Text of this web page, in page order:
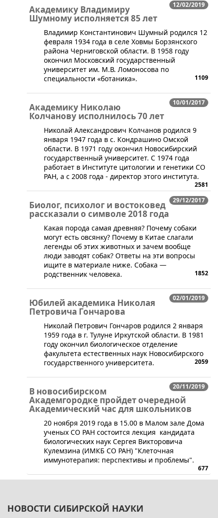
12/02/2019
Академику Владимиру
Шумному исполняется 85 лет
​Владимир Константинович Шумный родился 12
февраля 1934 года в селе Ховмы Борзянского
района Черниговской области. В 1958 году
окончил Московский государственный
университет им. М.В. Ломоносова по
специальности «ботаника».
1109
10/01/2017
Академику Николаю
Колчанову исполнилось 70 лет
​Николай Александрович Колчанов родился 9
января 1947 года в с. Кондрашино Омской
области. В 1971 году окончил Новосибирский
государственный университет. С 1974 года
работает в Институте цитологии и генетики СО
РАН, а с 2008 года - директор этого института.
2581
29/12/2017
Биолог, психолог и востоковед
рассказали о символе 2018 года
Какая порода самая древняя? Почему собаки
могут есть овсянку? Почему в Китае слагали
легенды об этих животных и зачем вообще
люди заводят собак? Ответы на эти вопросы
ищите в материале ниже. Собака —
родственник человека.
1852
02/01/2019
Юбилей академика Николая
Петровича Гончарова
​Николай Петрович Гончаров родился 2 января
1959 года в г. Тулуне Иркутской области. В 1981
году окончил биологическое отделение
факультета естественных наук Новосибирского
государственного университета.
2059
20/11/2019
В новосибирском
Академгородке пройдет очередной
Академический час для школьников
​20 ноября 2019 года в 15.00 в Малом зале Дома
ученых СО РАН состоится лекция кандидата
биологических наук Сергея Викторовича
Кулемзина (ИМКБ СО РАН) "Клеточная
иммунотерапия: перспективы и проблемы".
677
НОВОСТИ СИБИРСКОЙ НАУКИ